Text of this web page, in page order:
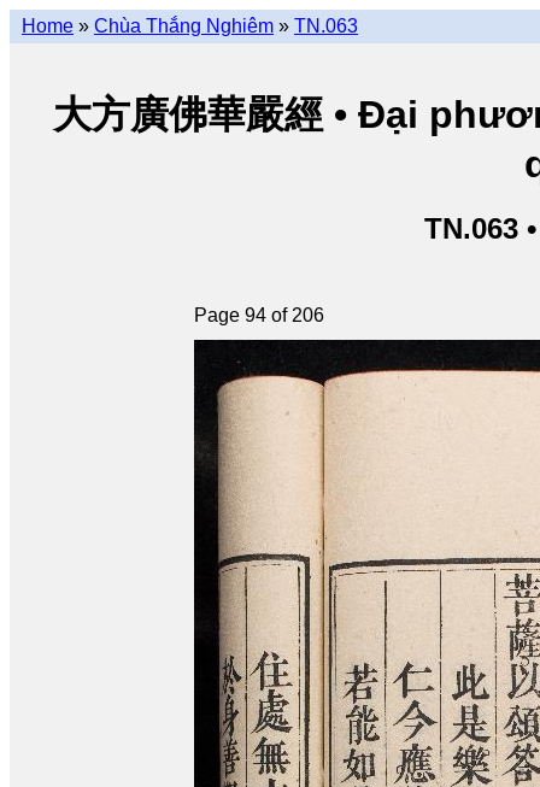
Home » Chùa Thắng Nghiêm » TN.063
大方廣佛華嚴經 • Đại
TN.063
Page 94 of 206